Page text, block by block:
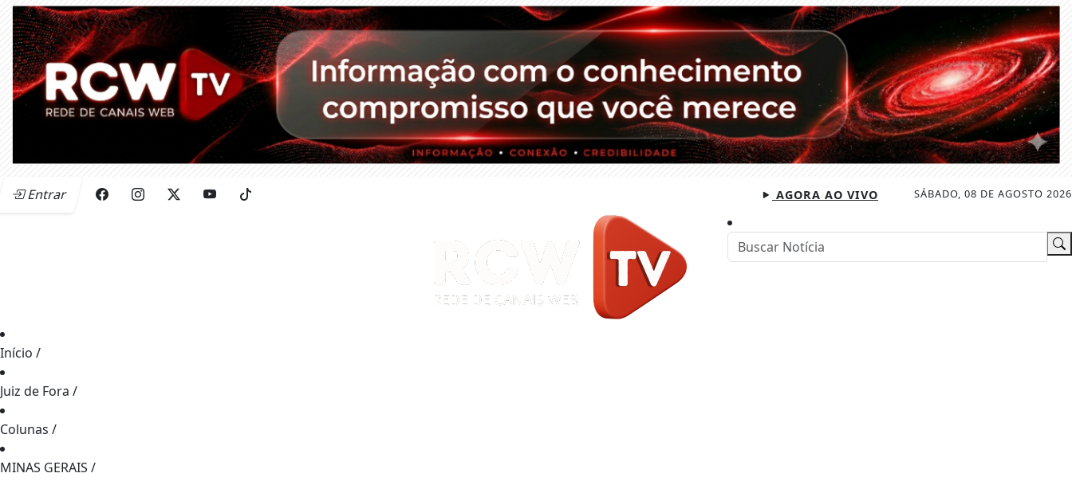
Entrar SÁBADO, 08 DE AGOSTO 2026
AGORA AO VIVO
Início /
Juiz de Fora /
Colunas /
MINAS GERAIS /